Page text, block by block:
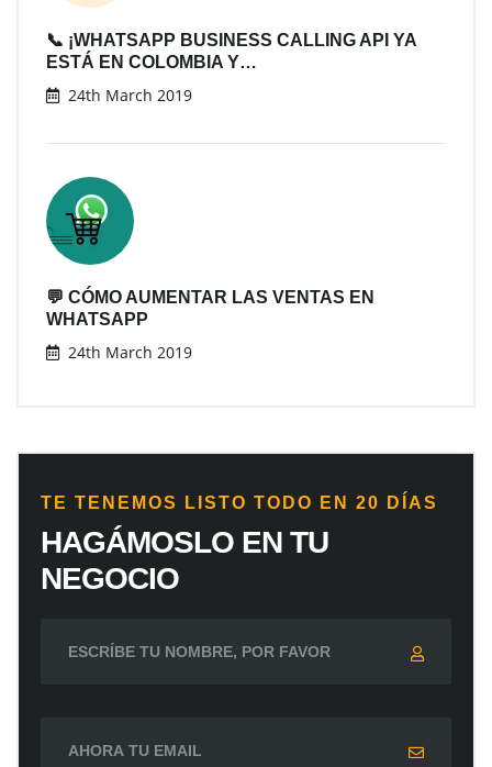
📞 ¡WHATSAPP BUSINESS CALLING API YA
ESTÁ EN COLOMBIA Y…
24th March 2019
💬 CÓMO AUMENTAR LAS VENTAS EN
WHATSAPP
24th March 2019
TE TENEMOS LISTO TODO EN 20 DÍAS
HAGÁMOSLO EN TU
NEGOCIO